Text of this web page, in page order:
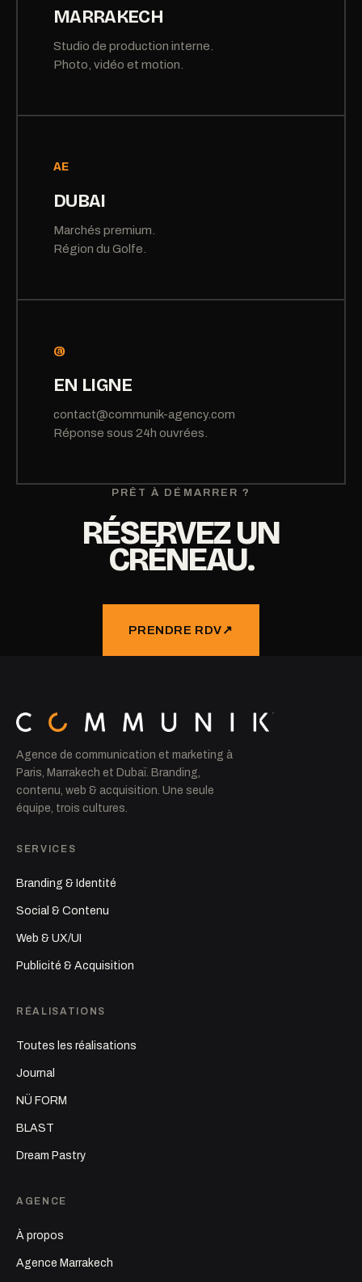
MARRAKECH
Studio de production interne.
Photo, vidéo et motion.
AE
DUBAI
Marchés premium.
Région du Golfe.
@
EN LIGNE
contact@communik-agency.com
Réponse sous 24h ouvrées.
PRÊT À DÉMARRER ?
RÉSERVEZ UN
CRÉNEAU.
PRENDRE RDV↗
Agence de communication et marketing à
Paris, Marrakech et Dubaï. Branding,
contenu, web & acquisition. Une seule
équipe, trois cultures.
SERVICES
Branding & Identité
Social & Contenu
Web & UX/UI
Publicité & Acquisition
RÉALISATIONS
Toutes les réalisations
Journal
NÜ FORM
BLAST
Dream Pastry
AGENCE
À propos
Agence Marrakech